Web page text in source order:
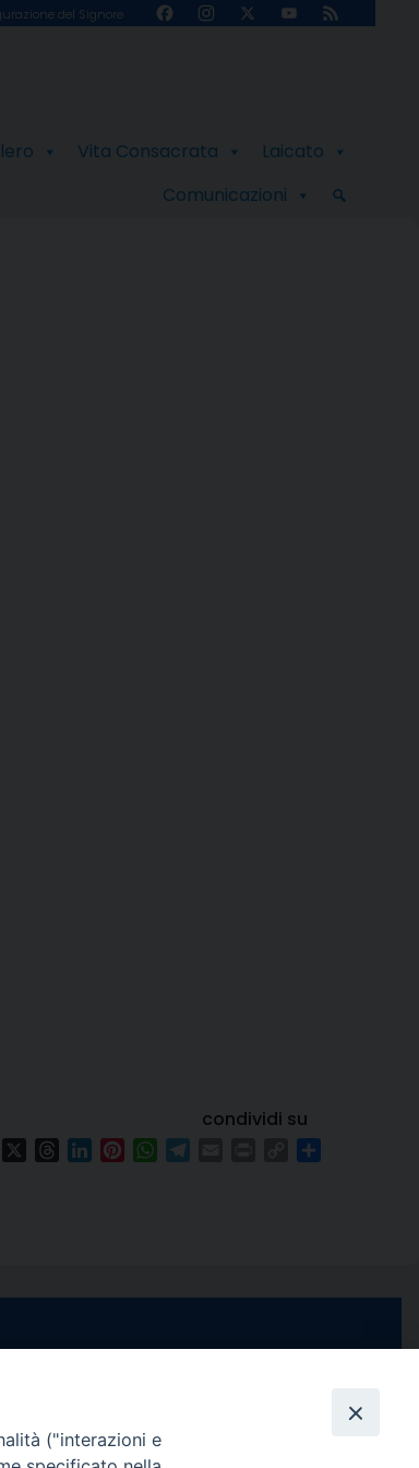
del Signore FacebookInstagram
X
YouTube
Feed
Vita Consacrata
Laicato
Comunicazioni
condividi su
FacebookThreadsLinkedInPinterestWhatsApp
Copy
YouTube
Channel
Feed
("interazioni e